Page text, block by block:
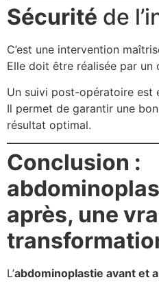
Sécurité de
C’est une intervention
Elle doit être réalisée par un
Un suivi post-opératoire est
Il permet de garantir une
résultat optimal.
Conclusion :
après, une
L’abdominoplastie avant et